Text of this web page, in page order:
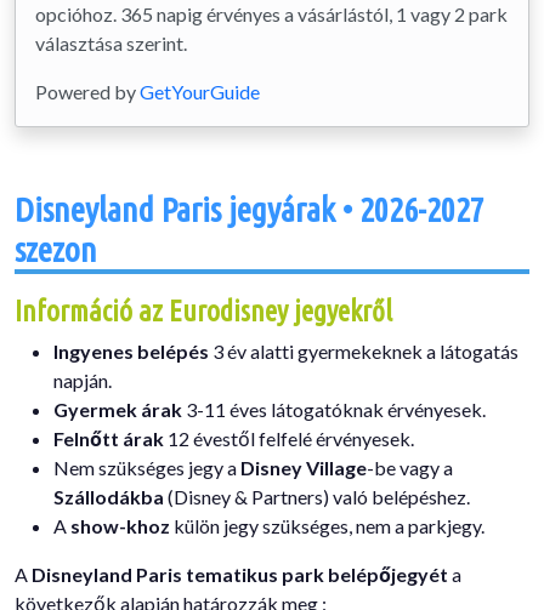
opcióhoz. 365 napig érvényes a vásárlástól, 1 vagy 2 park
választása szerint.
Powered byGetYourGuide
Disneyland Paris jegyárak • 2026-2027
szezon
Információ az Eurodisney jegyekről
Ingyenes belépés 3 év alatti gyermekeknek a látogatás
napján.
Gyermek árak 3-11 éves látogatóknak érvényesek.
Felnőtt árak 12 évestől felfelé érvényesek.
Nem szükséges jegy a Disney Village-be vagy a
Szállodákba (Disney & Partners) való belépéshez.
A show-khoz külön jegy szükséges, nem a parkjegy.
A Disneyland Paris tematikus park belépőjegyét a
következők alapján határozzák meg :